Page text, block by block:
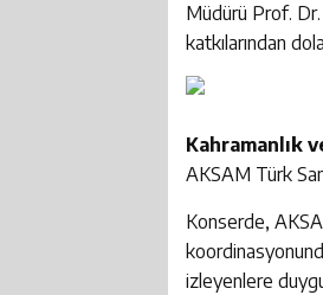
Müdürü Prof. Dr.
katkılarından
Kahramanlık
AKSAM Türk
Konserde,
izleyenlere